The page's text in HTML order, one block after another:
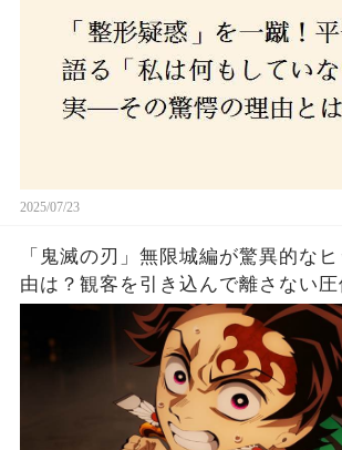
2025/07/23
「鬼滅の刃」無限城編が驚異的な
由は？観客を引き込んで離さない